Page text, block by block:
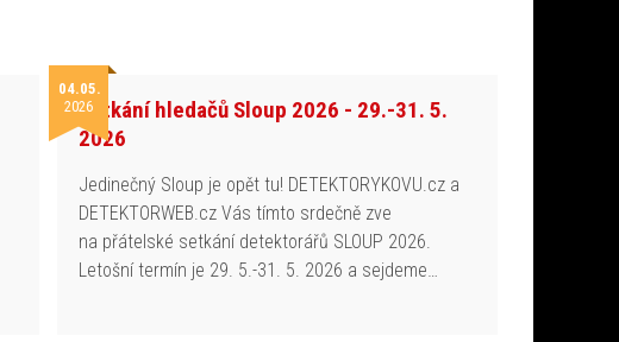
04.05.
2026Setkání hledačů Sloup 2026 - 29.-31. 5.
2026
Jedinečný Sloup je opět tu! DETEKTORYKOVU.cz a
DETEKTORWEB.cz Vás tímto srdečně zve
na přátelské setkání detektorářů SLOUP 2026.
Letošní termín je 29. 5.-31. 5. 2026 a sejdeme…